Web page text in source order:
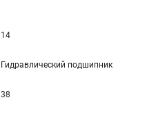
14
Гидравлический подшипник
38